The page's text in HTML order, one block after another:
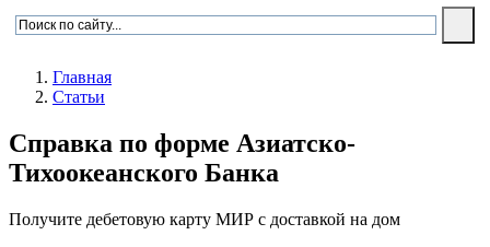
Главная
Статьи
Справка по форме Азиатско-
Тихоокеанского Банка
Получите дебетовую карту МИР с доставкой на дом